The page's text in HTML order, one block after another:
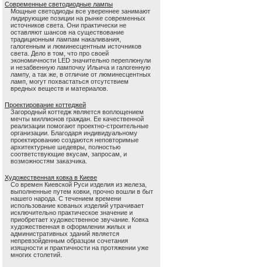
Современные светодиодные лампы
Мощные светодиоды все увереннее занимают
лидирующие позиции на рынке современных
источников света. Они практически не
оставляют шансов на существование
традиционным лампам накаливания,
галогенным и люминесцентным источников
света. Дело в том, что про своей
экономичности LED значительно переплюнули
и незабвенную лампочку Ильича и галогенную
лампу, а так же, в отличие от люминесцентных
ламп, могут похвастаться отсутствием
вредных веществ и материалов.
Проектирование коттеджей
Загородный коттедж является воплощением
мечты миллионов граждан. Ее качественной
реализации помогают проектно-строительные
организации. Благодаря индивидуальному
проектированию создаются неповторимые
архитектурные шедевры, полностью
соответствующие вкусам, запросам, и
возможностям заказчика.
Художественная ковка в Киеве
Со времен Киевской Руси изделия из железа,
выполненные путем ковки, прочно вошли в быт
нашего народа. С течением времени
использование кованых изделий утрачивает
исключительно практическое значение и
приобретает художественное звучание. Ковка
художественная в оформлении жилых и
административных зданий является
непревзойденным образцом сочетания
изящности и практичности на протяжении уже
многих столетий.